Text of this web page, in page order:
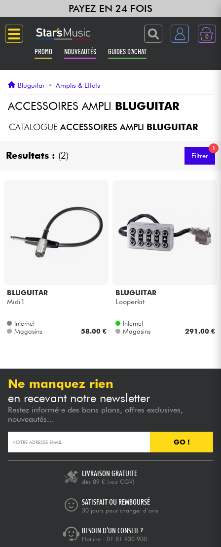
PAYEZ EN 24 FOIS
0
PROMO NOUVEAUTÉS GUIDES D'ACHAT
Guitares & Basses
Amplis & Effets
Claviers & Pianos
Home Studio
Casques
Micros & HF
Eclairage
Vents
Violons & Quatuor
Eveil Musical
Voir nos marques
Bluguitar • Amplis & Effets
ACCESSOIRES AMPLI BLUGUITAR
CATALOGUE ACCESSOIRES AMPLI BLUGUITAR
Resultats : (2)
1
Filtrer
BLUGUITAR
Midi1
Internet
Magasins
58.00 €
BLUGUITAR
Looperkit
Internet
Magasins
291.00 €
Ne manquez rien
en recevant notre newsletter
Restez informé·e des bons plans, offres exclusives,
nouveautés...
GO !
LIVRAISON GRATUITE
dès 89 € (voir CGV)
SATISFAIT OU REMBOURSÉ
30 jours pour changer d’avis
BESOIN D’UN CONSEIL ?
Hotline : 01 81 930 900